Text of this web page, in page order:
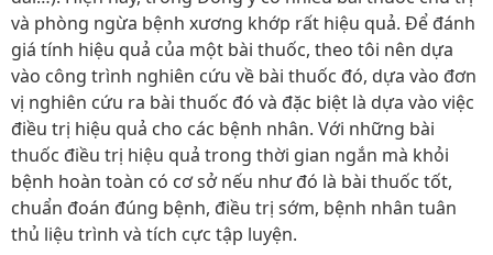
và phòng ngừa bệnh xương khớp rất hiệu quả. Để đánh
giá tính hiệu quả của một bài thuốc, theo tôi nên dựa
vào công trình nghiên cứu về bài thuốc đó, dựa vào đơn
vị nghiên cứu ra bài thuốc đó và đặc biệt là dựa vào việc
điều trị hiệu quả cho các bệnh nhân. Với những bài
thuốc điều trị hiệu quả trong thời gian ngắn mà khỏi
bệnh hoàn toàn có cơ sở nếu như đó là bài thuốc tốt,
chuẩn đoán đúng bệnh, điều trị sớm, bệnh nhân tuân
thủ liệu trình và tích cực tập luyện.